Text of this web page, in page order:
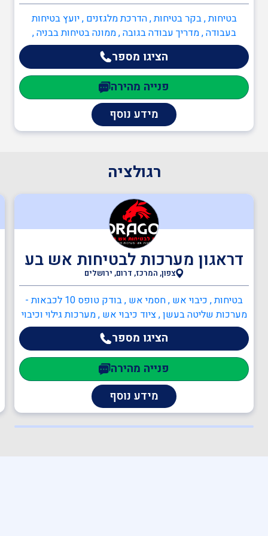
אדריכלים
ענף הבנייה
תעבורה
מהנדסים והנדסאים
מעבדות מוסמכות
בטיחות , בקר בטיחות , הדרכת מלגזנים , יועץ בטיחות
בעבודה , מדריך עבודה בגובה , ממונה בטיחות בבניה ,
ממונה בטיחות בעבודה , מהנדסים והנדסאים , הנדסאי
מכונות , מהנדסי חשמל , מהנדסים והנדסאים
הציגו מספר
פנייה מהירה
מידע נוסף
רגולציה
דראגון מערכות לבטיחות אש בע
צפון, המרכז, דרום, ירושלים
בטיחות , כיבוי אש , חסמי אש , בודק טופס 10 לכבאות -
מערכות שליטה בעשן , ציוד כיבוי אש , מערכות גילוי וכיבוי
אש , מיזוג אוויר, שחרור עשן ומנדפים , מהנדסים
והנדסאים , הנדסאי חשמל
הציגו מספר
פנייה מהירה
מידע נוסף